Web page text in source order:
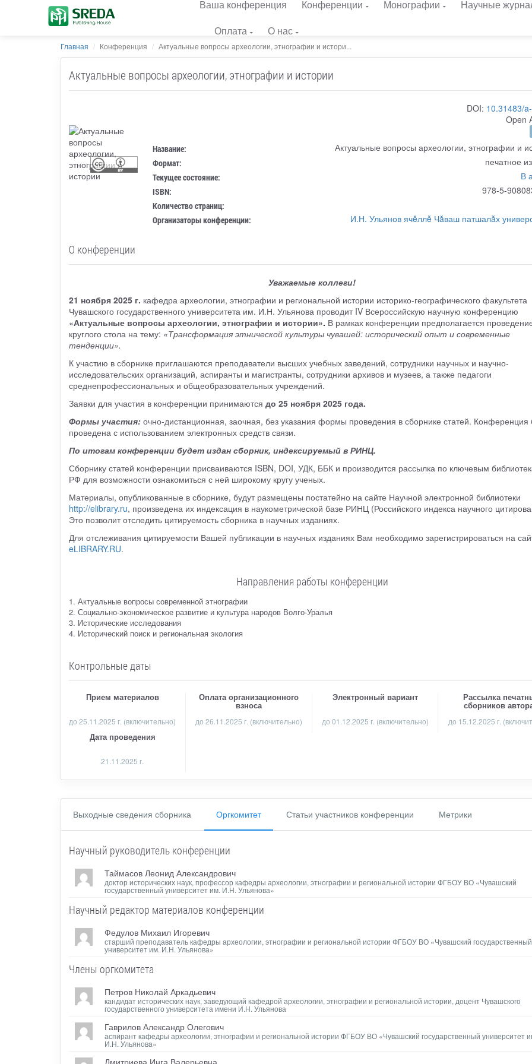
Ваша конференция Конференции Монографии
Научные
Оплата
О нас
Главная Конференция Актуальные вопросы археологии, этнографии и истори...
Актуальные вопросы археологии, этнографии и истории
DOI: 10.31483/
Open
Название: Актуальные вопросы археологии, этнографии и
Формат: печатное
Текущее состояние: В
ISBN: 978-5-
Количество страниц:
Организаторы конференции:
И.Н. Ульянов ячĕллĕ Чăваш патшалăх
О конференции
Уважаемые коллеги!
21 ноября 2025 г. кафедра археологии, этнографии и региональной истории историко-географического факультета
Чувашского государственного университета им. И.Н. Ульянова проводит IV Всероссийскую научную конференцию
«Актуальные вопросы археологии, этнографии и истории». В рамках конференции предполагается
круглого стола на тему: «Трансформация этнической культуры чувашей: исторический опыт и современные
тенденции».
К участию в сборнике приглашаются преподаватели высших учебных заведений, сотрудники научных и научно-
исследовательских организаций, аспиранты и магистранты, сотрудники архивов и музеев, а также педагоги
среднепрофессиональных и общеобразовательных учреждений.
Заявки для участия в конференции принимаются до 25 ноября 2025 года.
Формы участия:очно-дистанционная, заочная, без указания формы проведения в сборнике статей. Конференция
проведена с использованием электронных средств связи.
По итогам конференции будет издан сборник, индексируемый в РИНЦ.
Сборнику статей конференции присваиваются ISBN, DOI, УДК, ББК и производится рассылка по ключевым
РФ для возможности ознакомиться с ней широкому кругу ученых.
Материалы, опубликованные в сборнике, будут размещены постатейно на сайте Научной электронной библиотеки
http://elibrary.ru, произведена их индексация в наукометрической базе РИНЦ (Российского индекса научного
Это позволит отследить цитируемость сборника в научных изданиях.
Для отслеживания цитируемости Вашей публикации в научных изданиях Вам необходимо зарегистрироваться на
eLIBRARY.RU.
Направления работы конференции
1. Актуальные вопросы современной этнографии
2. Социально-экономическое развитие и культура народов Волго-Уралья
3. Исторические исследования
4. Исторический поиск и региональная экология
Контрольные даты
Прием материалов
до25.11.2025 г. (включительно)
Оплата организационного
взноса
до 26.11.2025 г. (включительно)
Электронный вариант
до 01.12.2025 г. (включительно)
Рассылка
сборников
до 15.12.2025 г.
Дата проведения
21.11.2025 г.
Выходные сведения сборника Оргкомитет Статьи участников конференции Метрики
Научный руководитель конференции
Таймасов Леонид Александрович
доктор исторических наук, профессор кафедры археологии, этнографии и региональной истории ФГБОУ ВО «Чувашский
государственный университет им. И.Н. Ульянова»
Научный редактор материалов конференции
Федулов Михаил Игоревич
старший преподаватель кафедры археологии, этнографии и региональной истории ФГБОУ ВО «Чувашский государственный
университет им. И.Н. Ульянова»
Члены оргкомитета
Петров Николай Аркадьевич
кандидат исторических наук, заведующий кафедрой археологии, этнографии и региональной истории, доцент Чувашского
государственного университета имени И.Н. Ульянова
Гаврилов Александр Олегович
аспирант кафедры археологии, этнографии и региональной истории ФГБОУ ВО «Чувашский государственный университет
И.Н. Ульянова»
Дмитриева Инга Валерьевна